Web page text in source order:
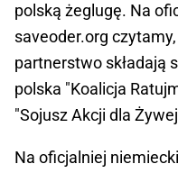
polską żeglugę. Na
saveoder.org
partnerstwo składają
polska "Koalicja
"Sojusz Akcji dla
Na oficjalniej